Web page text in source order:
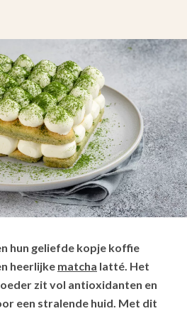
hun geliefde kopje koffie
heerlijke matcha latté. Het
zit vol antioxidanten en
een stralende huid. Met dit